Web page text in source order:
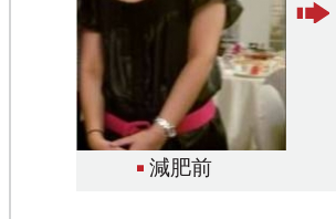
減肥前